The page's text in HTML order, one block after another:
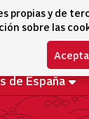
y de
sobre las
de España